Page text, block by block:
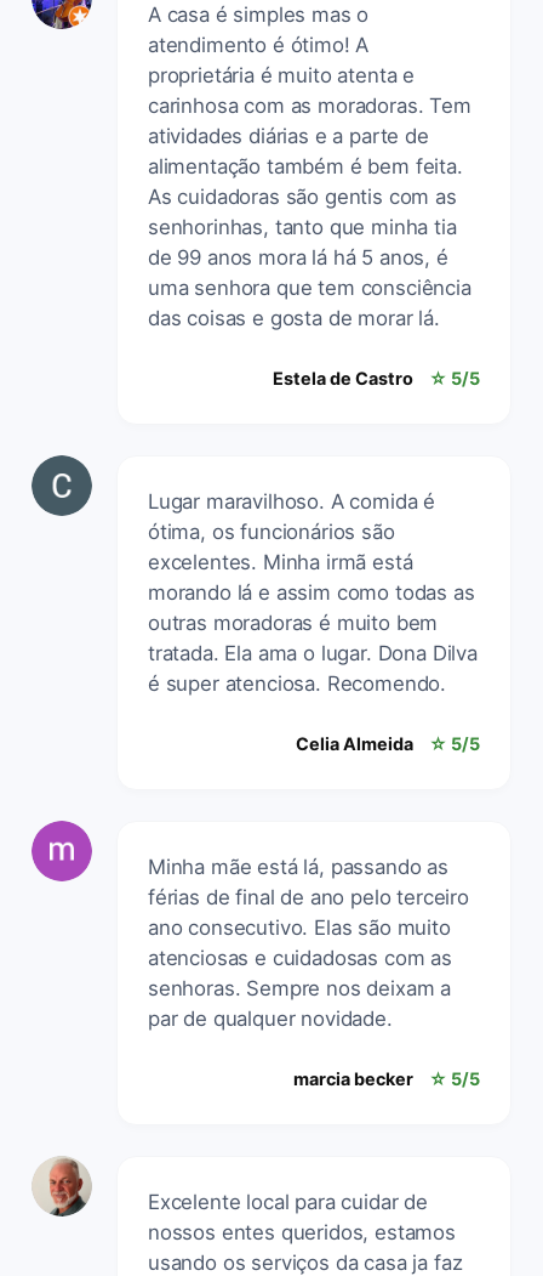
A casa é simples mas o
atendimento é ótimo! A
proprietária é muito atenta e
carinhosa com as moradoras. Tem
atividades diárias e a parte de
alimentação também é bem feita.
As cuidadoras são gentis com as
senhorinhas, tanto que minha tia
de 99 anos mora lá há 5 anos, é
uma senhora que tem consciência
das coisas e gosta de morar lá.
Estela de Castro ☆ 5/5
Lugar maravilhoso. A comida é
ótima, os funcionários são
excelentes. Minha irmã está
morando lá e assim como todas as
outras moradoras é muito bem
tratada. Ela ama o lugar. Dona Dilva
é super atenciosa. Recomendo.
Celia Almeida ☆ 5/5
Minha mãe está lá, passando as
férias de final de ano pelo terceiro
ano consecutivo. Elas são muito
atenciosas e cuidadosas com as
senhoras. Sempre nos deixam a
par de qualquer novidade.
marcia becker ☆ 5/5
Excelente local para cuidar de
nossos entes queridos, estamos
usando os serviços da casa ja faz